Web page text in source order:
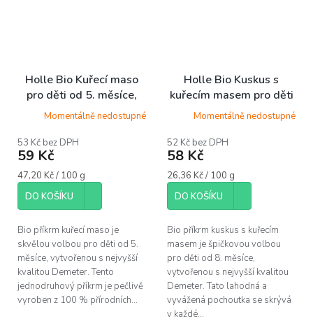
Holle Bio Kuřecí maso
pro děti od 5. měsíce,
125 g
Momentálně nedostupné
53 Kč bez DPH
59 Kč
Měrná
cena:
47,20 Kč / 100 g
DO KOŠÍKU
Bio příkrm kuřecí maso je
skvělou volbou pro děti od 5.
měsíce, vytvořenou s nejvyšší
kvalitou Demeter. Tento
jednodruhový příkrm je pečlivě
vyroben z 100 % přírodních...
Holle Bio Kuskus s
kuřecím masem pro děti
od 8. měsíce, 220 g
Momentálně nedostupné
52 Kč bez DPH
58 Kč
Měrná
cena:
26,36 Kč / 100 g
DO KOŠÍKU
Bio příkrm kuskus s kuřecím
masem je špičkovou volbou
pro děti od 8. měsíce,
vytvořenou s nejvyšší kvalitou
Demeter. Tato lahodná a
vyvážená pochoutka se skrývá
v každé...